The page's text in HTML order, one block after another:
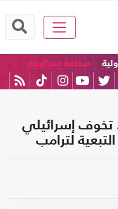
صحافة إسرائيلية
تخوف إسرائيلي
لترامب